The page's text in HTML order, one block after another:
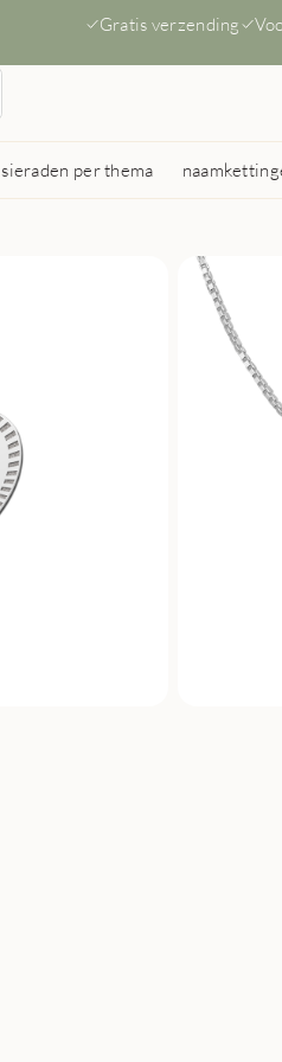
Gratis verzending
sieraden per thema